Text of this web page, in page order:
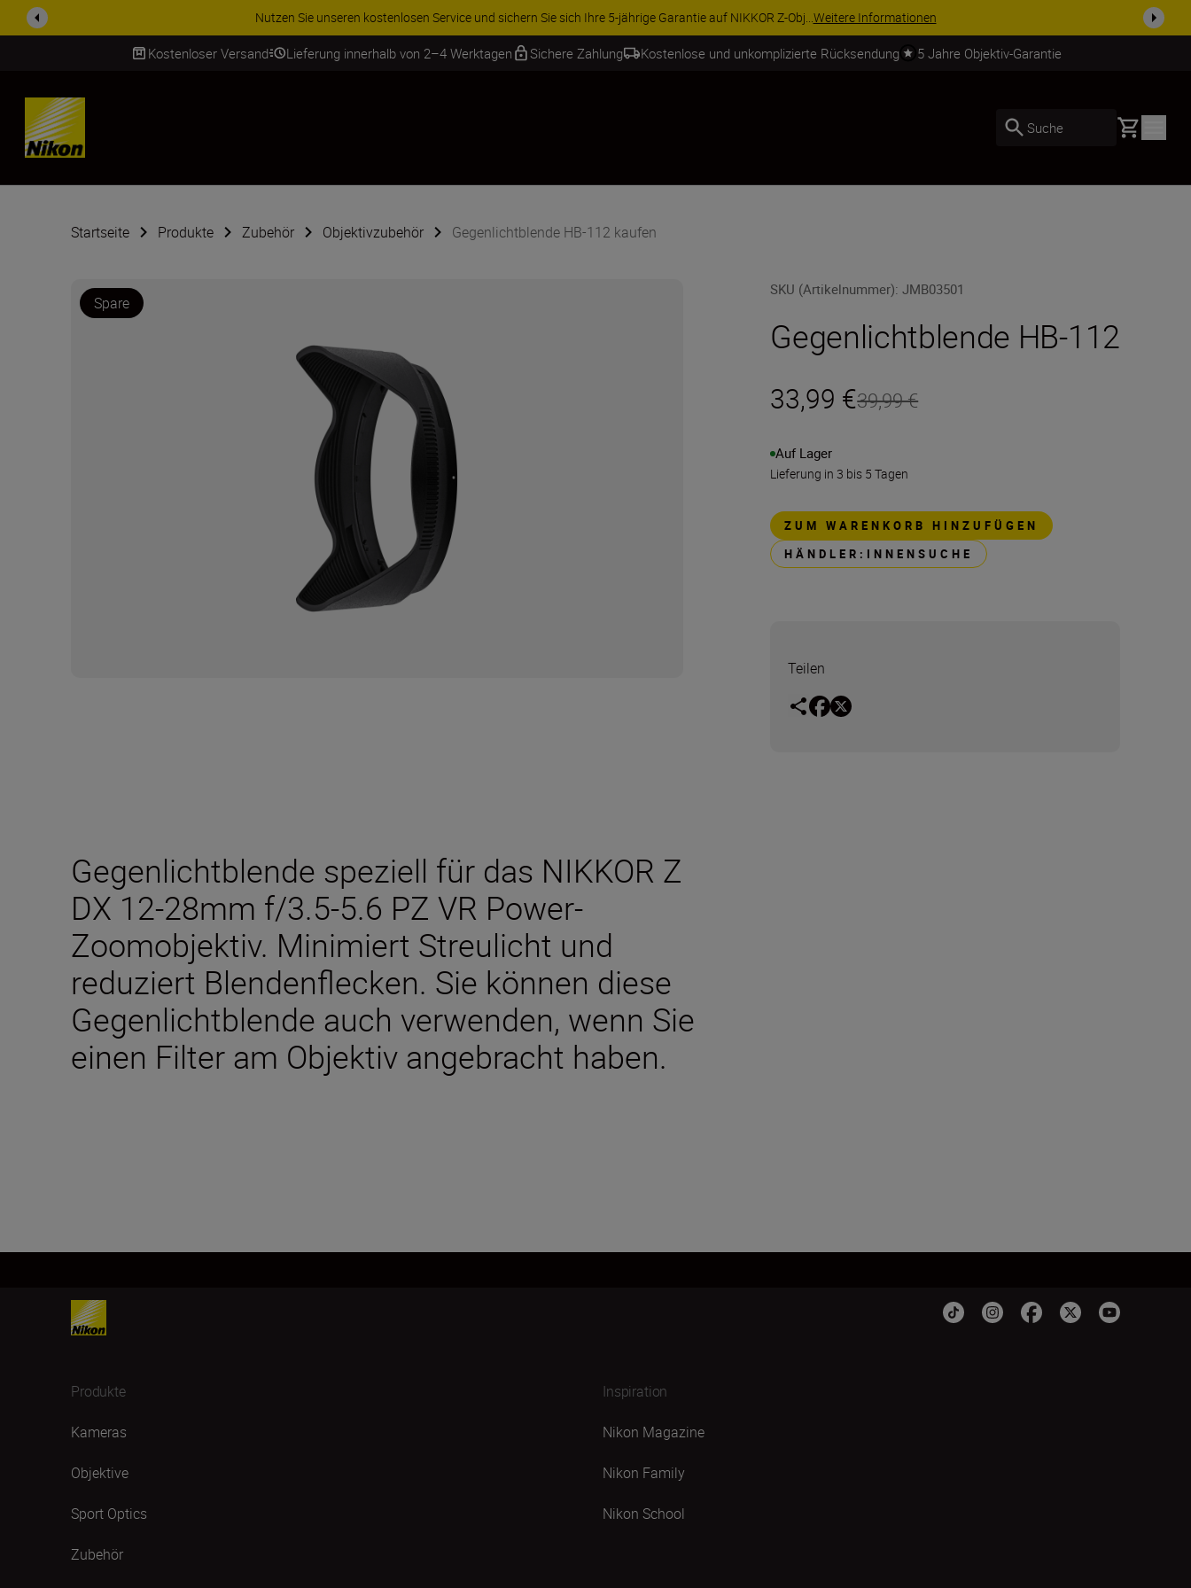
ZUBEHÖR IM ANGEBOT | Sparen Sie 15 % auf ausgewähltes Zubehör und vervollständigen Sie Ihre Ausrüstu...Jetzt einkaufen
Kostenloser Versand Lieferung innerhalb von 2–4 Werktagen Sichere Zahlung Kostenlose und unkomplizierte Rücksendung 5 Jahre Objektiv-Garantie
SKIP
Suche Basket
Startseite Produkte Zubehör Objektivzubehör Gegenlichtblende HB-112 kaufen
Spare
SKU (Artikelnummer):JMB03501
Gegenlichtblende HB-112
33,99 €39,99 €
Auf Lager
Lieferung in 3 bis 5 Tagen
ZUM WARENKORB HINZUFÜGEN
HÄNDLER:INNENSUCHE
Teilen
Gegenlichtblende speziell für das NIKKOR Z
DX 12-28mm f/3.5-5.6 PZ VR Power-
Zoomobjektiv. Minimiert Streulicht und
reduziert Blendenflecken. Sie können diese
Gegenlichtblende auch verwenden, wenn Sie
einen Filter am Objektiv angebracht haben.
Produkte
Kameras
Objektive
Sport Optics
Zubehör
Inspiration
Nikon Magazine
Nikon Family
Nikon School